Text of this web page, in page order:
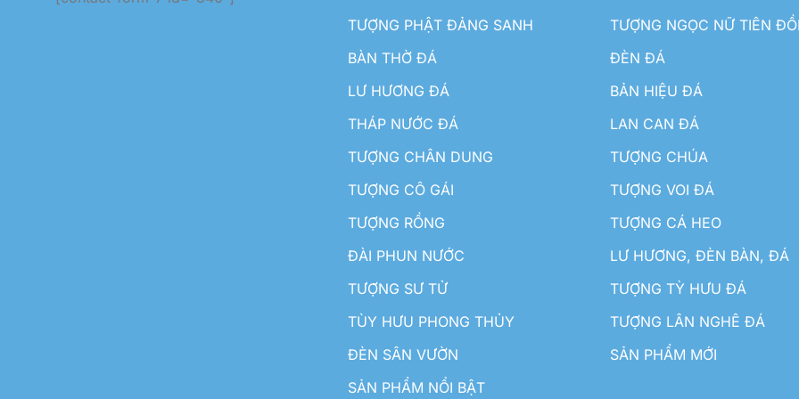
TƯỢNG PHẬT ĐẢNG SANH
TƯỢNG NGỌC NỮ TIÊN
BÀN THỜ ĐÁ
ĐÈN ĐÁ
LƯ HƯƠNG ĐÁ
BẢN HIỆU ĐÁ
THÁP NƯỚC ĐÁ
LAN CAN ĐÁ
TƯỢNG CHÂN DUNG
TƯỢNG CHÚA
TƯỢNG CÔ GÁI
TƯỢNG VOI ĐÁ
TƯỢNG RỒNG
TƯỢNG CÁ HEO
ĐÀI PHUN NƯỚC
LƯ HƯƠNG, ĐÈN BÀN, ĐÁ
TƯỢNG SƯ TỬ
TƯỢNG TỲ HƯU ĐÁ
TÙY HƯU PHONG THỦY
TƯỢNG LÂN NGHÊ ĐÁ
ĐÈN SÂN VƯỜN
SẢN PHẨM MỚI
SẢN PHẨM NỔI BẬT